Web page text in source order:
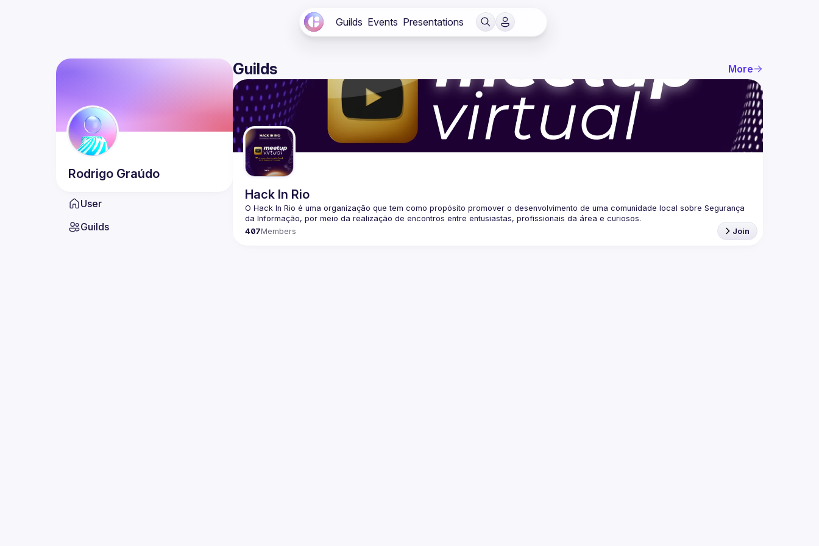
Guilds Events Presentations
Rodrigo Graúdo
User
Guilds
Guilds More
Hack In Rio
O Hack In Rio é uma organização que tem como propósito promover o desenvolvimento de uma comunidade local sobre Segurança
407Members Join